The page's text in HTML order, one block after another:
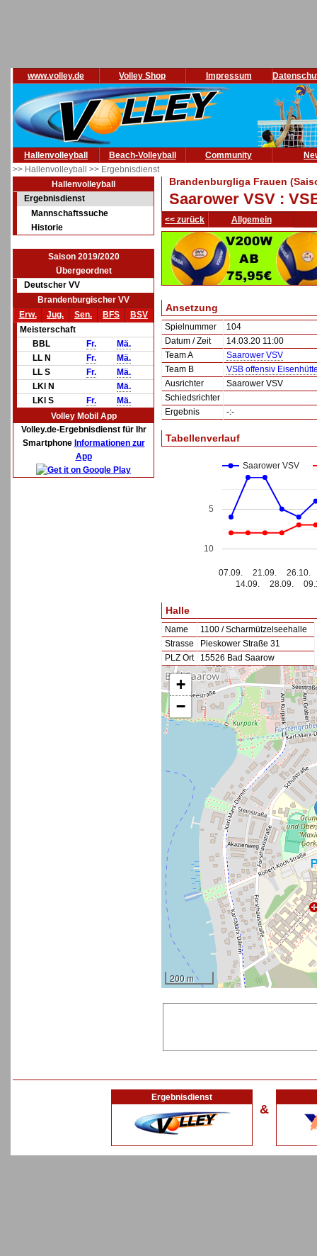
www.volley.de Volley Shop Impressum
Hallenvolleyball Beach-Volleyball Community
>> Hallenvolleyball >> Ergebnisdienst
Hallenvolleyball
Ergebnisdienst
Mannschaftssuche
Historie
Saison 2019/2020
Übergeordnet
Deutscher VV
Brandenburgischer VV
Erw.
Jug. Sen. BFS
BSV
Meisterschaft
BBL
Fr.
Mä.
LL N
Fr.
Mä.
LL S
Fr.
Mä.
LKl N
Mä.
LKl S
Fr.
Mä.
Volley Mobil App
Volley.de-Ergebnisdienst für Ihr
Smartphone Informationen zur
App
Brandenburgliga Frauen
Saarower VSV :
<< zurück Allgemein
Ansetzung
Spielnummer
104
Datum / Zeit
14.03.20 11:00
Team A
Saarower VSV
Team B
VSB offensiv
Ausrichter
Saarower VSV
Schiedsrichter
Ergebnis
-:-
Tabellenverlauf
Saarower VSV
07.09.
14.09.
21.09.
28.09.
26.10.
5
10
Halle
Name
1100 / Scharmützelseehalle
Strasse
Pieskower Straße 31
PLZ Ort
15526 Bad Saarow
+
−
200 m
Ergebnisdienst
&